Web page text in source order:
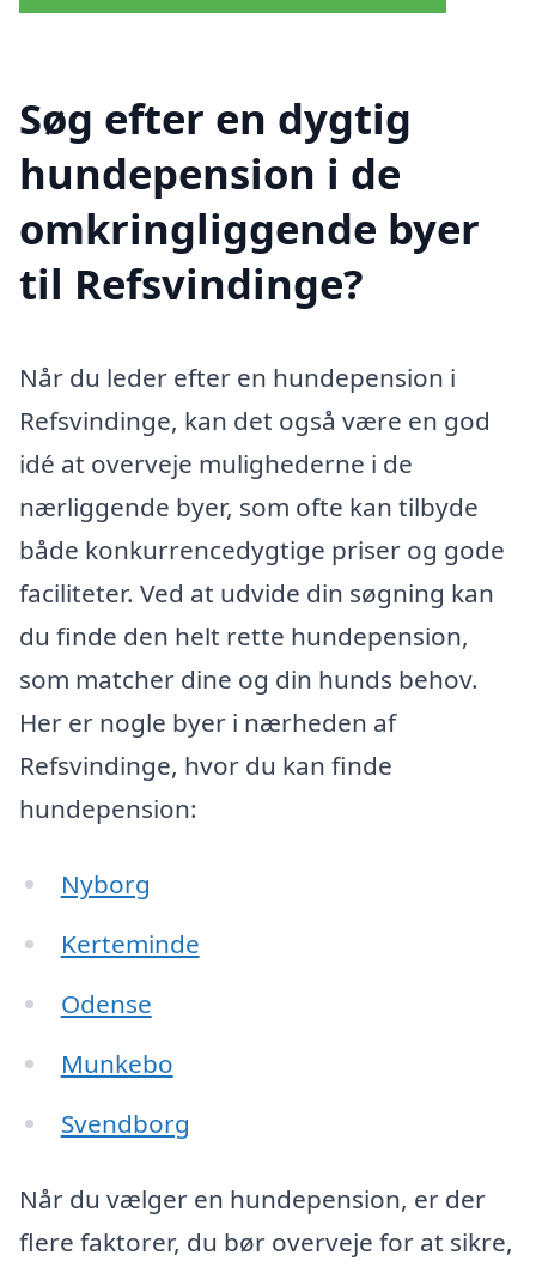
Søg efter en dygtig
hundepension i de
omkringliggende byer
til Refsvindinge?
Når du leder efter en hundepension i
Refsvindinge, kan det også være en god
idé at overveje mulighederne i de
nærliggende byer, som ofte kan tilbyde
både konkurrencedygtige priser og gode
faciliteter. Ved at udvide din søgning kan
du finde den helt rette hundepension,
som matcher dine og din hunds behov.
Her er nogle byer i nærheden af
Refsvindinge, hvor du kan finde
hundepension:
Nyborg
Kerteminde
Odense
Munkebo
Svendborg
Når du vælger en hundepension, er der
flere faktorer, du bør overveje for at sikre,